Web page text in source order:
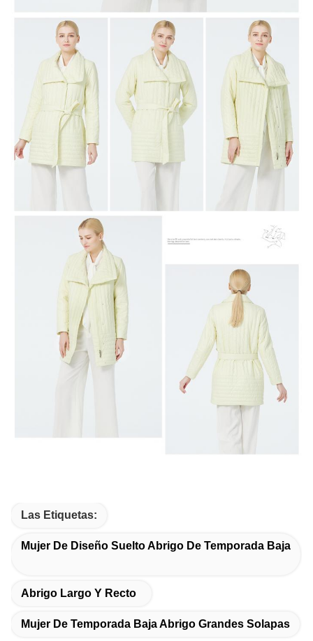
Las Etiquetas:
Mujer De Diseño Suelto Abrigo De Temporada Baja
Abrigo Largo Y Recto
Mujer De Temporada Baja Abrigo Grandes Solapas